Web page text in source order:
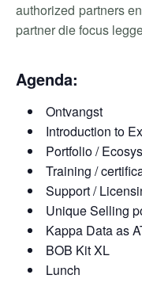
authorized partners
partner die focus
Agenda:
Ontvangst
Introduction to
Portfolio /
Training /
Support /
Unique Selling
Kappa Data as
BOB Kit XL
Lunch